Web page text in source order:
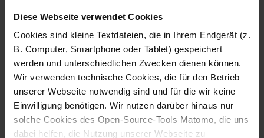
Diese Webseite verwendet Cookies
Cookies sind kleine Textdateien, die in Ihrem Endgerät (z.
B. Computer, Smartphone oder Tablet) gespeichert
werden und unterschiedlichen Zwecken dienen können.
Wir verwenden technische Cookies, die für den Betrieb
unserer Webseite notwendig sind und für die wir keine
Einwilligung benötigen. Wir nutzen darüber hinaus nur
solche Cookies des Open-Source-Tools Matomo, die uns
dabei helfen, die Nutzung unserer Webseite zu
Fotografo: Lorenz
Sternbach
Download
Fotografo: Lorenz
Sternbach
Download